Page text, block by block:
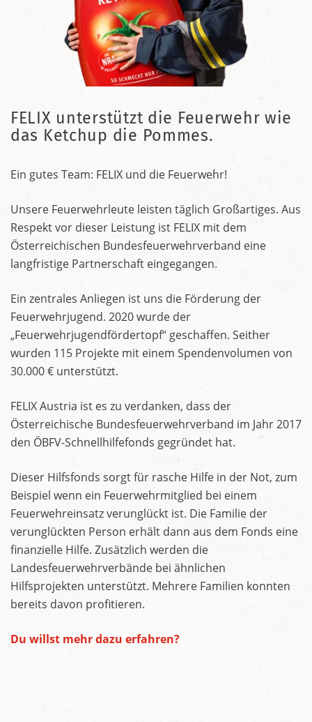
FELIX unterstützt die Feuerwehr wie
das Ketchup die Pommes.
Ein gutes Team: FELIX und die Feuerwehr!
Unsere Feuerwehrleute leisten täglich Großartiges. Aus
Respekt vor dieser Leistung ist FELIX mit dem
Österreichischen Bundesfeuerwehrverband eine
langfristige Partnerschaft eingegangen.
Ein zentrales Anliegen ist uns die Förderung der
Feuerwehrjugend. 2020 wurde der
„Feuerwehrjugendfördertopf“ geschaffen. Seither
wurden 115 Projekte mit einem Spendenvolumen von
30.000 € unterstützt.
FELIX Austria ist es zu verdanken, dass der
Österreichische Bundesfeuerwehrverband im Jahr 2017
den ÖBFV-Schnellhilfefonds gegründet hat.
Dieser Hilfsfonds sorgt für rasche Hilfe in der Not, zum
Beispiel wenn ein Feuerwehrmitglied bei einem
Feuerwehreinsatz verunglückt ist. Die Familie der
verunglückten Person erhält dann aus dem Fonds eine
finanzielle Hilfe. Zusätzlich werden die
Landesfeuerwehrverbände bei ähnlichen
Hilfsprojekten unterstützt. Mehrere Familien konnten
bereits davon profitieren.
Du willst mehr dazu erfahren?